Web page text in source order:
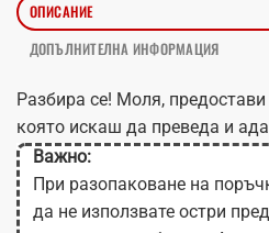
ОПИСАНИЕ
ДОПЪЛНИТЕЛНА ИНФОРМАЦИЯ
Разбира се! Моля,
която искаш да преведа и
Важно:
При разопаковане на
да не използвате остри